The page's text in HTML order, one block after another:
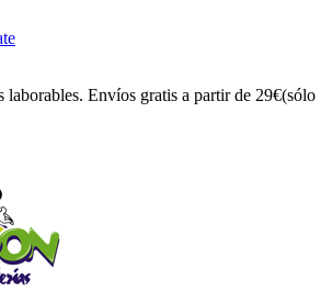
laborables. Envíos gratis a partir de 29€(sólo